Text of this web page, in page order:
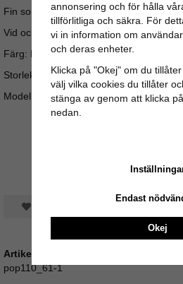
Fin som klänning, men även snygg till
Vid och härlig, passar alla storlekar från
Färg: Draperade färger i korall
Storlek: One Size
Modellen på bilden är 162 cm lång
Spara som favorit
Artikelnummer:
pop110_61-1
annonsering och för hålla
tillförlitliga och säkra. För
vi in information om
och deras enheter.
Klicka på "Okej" om du
välj vilka cookies du tillåter
stänga av genom att klicka
nedan.
Endast
Okej